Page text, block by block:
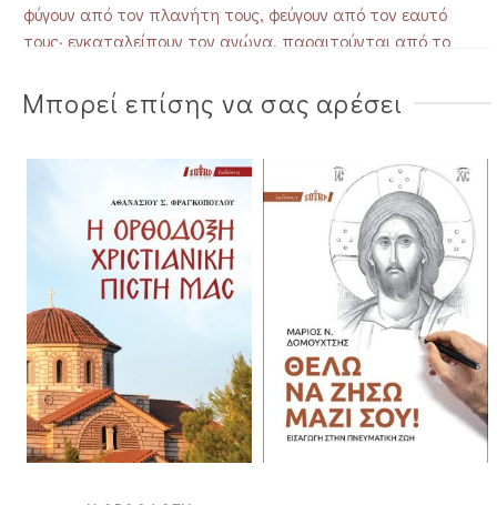
φύγουν από τον πλανήτη τους, φεύγουν από τον εαυτό
τους· εγκαταλείπουν τον αγώνα, παραιτούνται από το
Μπορεί επίσης να σας αρέσει